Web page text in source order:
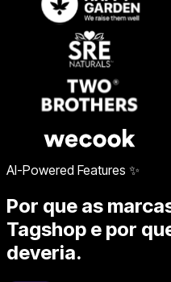
AI-Powered Features ✨
Por que as
Tagshop e por
deveria.